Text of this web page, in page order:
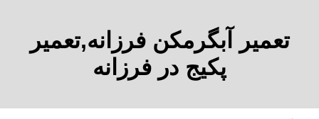
تعمیر آبگرمکن فرزانه,تعمیر
پکیج در فرزانه